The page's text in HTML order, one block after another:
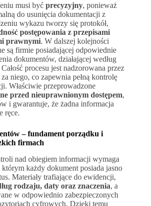
musi być precyzyjny, ponieważ
do usunięcia dokumentacji z
wykazu tworzy się protokół,
postępowania z przepisami
prawnymi. W dalszej kolejności
są firmie posiadającej odpowiednie
dokumentów, działającej według
procesu jest nadzorowana przez
niego, co zapewnia pełną kontrolę
Właściwie przeprowadzone
przed nieuprawnionym dostępem,
i gwarantuje, że żadna informacja
ręce.
– fundament porządku i
firmach
nad obiegiem informacji wymaga
każdy dokument posiada jasno
Materiały trafiające do ewidencji,
rodzaju, daty oraz znaczenia, a
w odpowiednio zabezpieczonych
cyfrowych. Dzięki temu